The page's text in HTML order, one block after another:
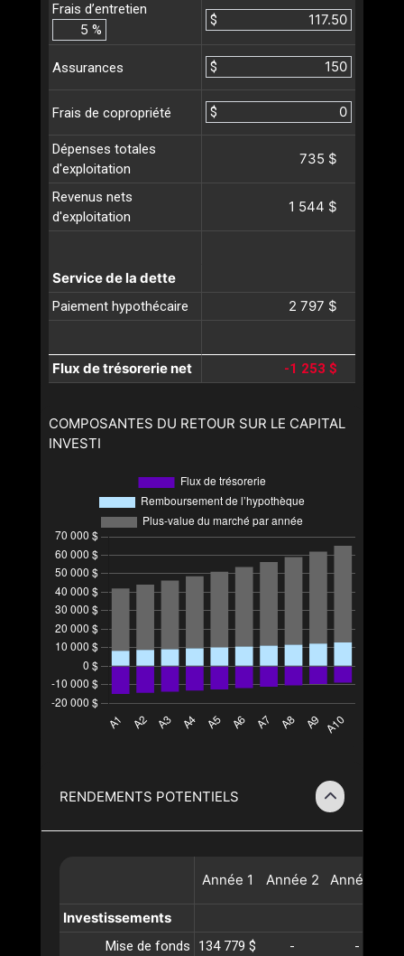
Frais d’entretien
%
$
Assurances $
Frais de copropriété $
Dépenses totales
d'exploitation
735 $
Revenus nets
d'exploitation
1 544 $
Service de la dette
Paiement hypothécaire 2 797 $
Flux de trésorerie net -1 253 $
COMPOSANTES DU RETOUR SUR LE CAPITAL
INVESTI
RENDEMENTS POTENTIELS
Année 1 Année 2 Année
Investissements
Mise de fonds 134 779 $ -
-